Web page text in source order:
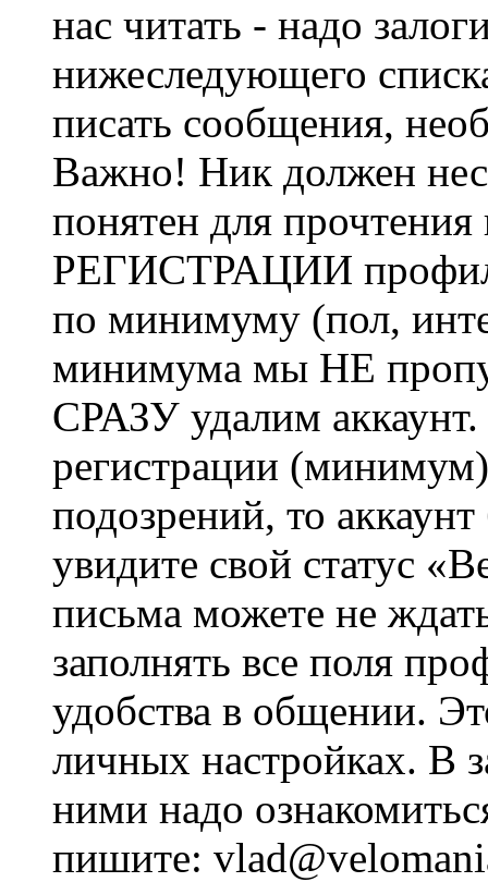
нас читать - надо
нижеследующего
писать сообщения,
Важно! Ник должен
понятен для
РЕГИСТРАЦИИ профиль
по минимуму (пол,
минимума мы НЕ
СРАЗУ удалим
регистрации
подозрений, то
увидите свой статус
письма можете не
заполнять все поля
удобства в общении.
личных настройках. В
ними надо
пишите: